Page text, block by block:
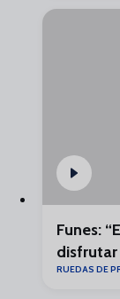
Funes:
disfrutar
RUEDAS DE